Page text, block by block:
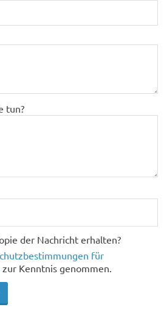
tun?
der Nachricht erhalten?
für
zur Kenntnis genommen.